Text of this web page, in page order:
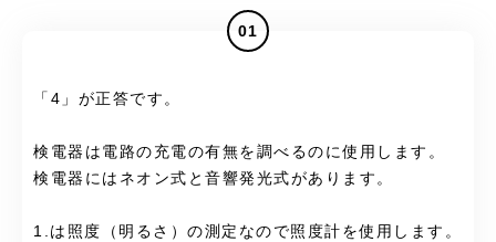
01
「4」が正答です。
検電器は電路の充電の有無を調べるのに使用します。
検電器にはネオン式と音響発光式があります。
1.は照度（明るさ）の測定なので照度計を使用します。